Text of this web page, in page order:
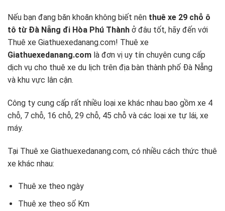
Nếu bạn đang băn khoăn không biết nên thuê xe 29 chỗ ô
tô từ Đà Nẵng đi Hòa Phú Thành ở đâu tốt, hãy đến với
Thuê xe Giathuexedanang.com! Thuê xe
Giathuexedanang.com là đơn vị uy tín chuyên cung cấp
dịch vụ cho thuê xe du lịch trên địa bàn thành phố Đà Nẵng
và khu vực lân cận.
Công ty cung cấp rất nhiều loại xe khác nhau bao gồm xe 4
chỗ, 7 chỗ, 16 chỗ, 29 chỗ, 45 chỗ và các loại xe tự lái, xe
máy.
Tại Thuê xe Giathuexedanang.com, có nhiều cách thức thuê
xe khác nhau:
Thuê xe theo ngày
Thuê xe theo số Km